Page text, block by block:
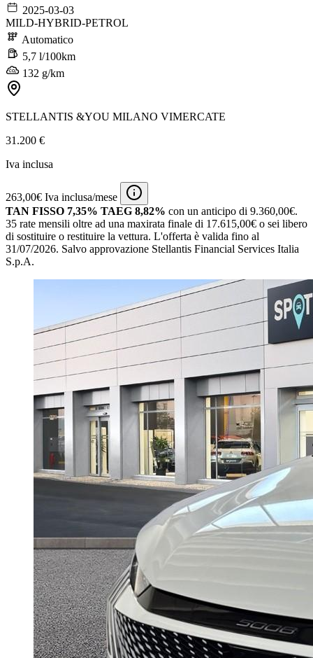
2025-03-03
MILD-HYBRID-PETROL
Automatico
5,7 l/100km
132 g/km
STELLANTIS &YOU MILANO VIMERCATE
31.200 €
Iva inclusa
263,00€ Iva inclusa/mese
TAN FISSO 7,35% TAEG 8,82% con un anticipo di 9.360,00€.
35 rate mensili oltre ad una maxirata finale di 17.615,00€ o sei libero
di sostituire o restituire la vettura. L'offerta è valida fino al
31/07/2026. Salvo approvazione Stellantis Financial Services Italia
S.p.A.